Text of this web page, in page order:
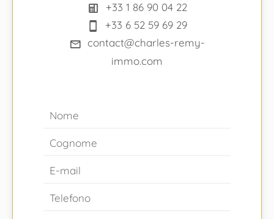
+33 1 86 90 04 22
+33 6 52 59 69 29
contact@charles-remy-
immo.com